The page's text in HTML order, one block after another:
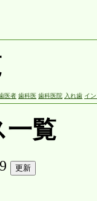
医者 歯科医 歯科医院 入れ歯 イ
一覧